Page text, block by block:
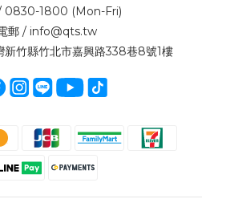
0830-1800 (Mon-Fri)
郵 / info@qts.tw
新竹縣竹北市嘉興路338巷8號1樓